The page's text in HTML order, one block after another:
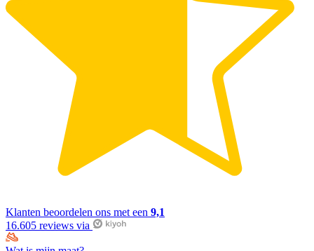
Klanten beoordelen ons met een 9,1
16.605 reviews via